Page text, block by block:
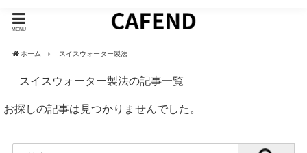
MENU
ホーム スイスウォーター製法
スイスウォーター製法の記事一覧
お探しの記事は見つかりませんでした。